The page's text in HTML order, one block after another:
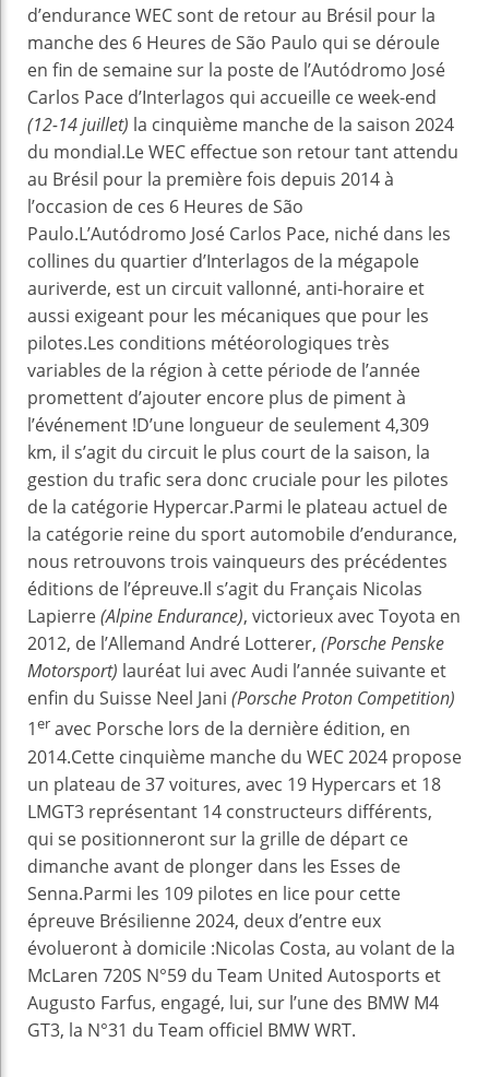
d’endurance WEC sont de retour au Brésil pour la
manche des 6 Heures de São Paulo qui se déroule
en fin de semaine sur la poste de l’Autódromo José
Carlos Pace d’Interlagos qui accueille ce week-end
(12-14 juillet) la cinquième manche de la saison 2024
du mondial.Le WEC effectue son retour tant attendu
au Brésil pour la première fois depuis 2014 à
l’occasion de ces 6 Heures de São
Paulo.L’Autódromo José Carlos Pace, niché dans les
collines du quartier d’Interlagos de la mégapole
auriverde, est un circuit vallonné, anti-horaire et
aussi exigeant pour les mécaniques que pour les
pilotes.Les conditions météorologiques très
variables de la région à cette période de l’année
promettent d’ajouter encore plus de piment à
l’événement !D’une longueur de seulement 4,309
km, il s’agit du circuit le plus court de la saison, la
gestion du trafic sera donc cruciale pour les pilotes
de la catégorie Hypercar.Parmi le plateau actuel de
la catégorie reine du sport automobile d’endurance,
nous retrouvons trois vainqueurs des précédentes
éditions de l’épreuve.Il s’agit du Français Nicolas
Lapierre(Alpine Endurance), victorieux avec Toyota en
2012, de l’Allemand André Lotterer, (Porsche Penske
Motorsport) lauréat lui avec Audi l’année suivante et
enfin du Suisse Neel Jani (Porsche Proton Competition)
1er avec Porsche lors de la dernière édition, en
2014.Cette cinquième manche du WEC 2024 propose
un plateau de 37 voitures, avec 19 Hypercars et 18
LMGT3 représentant 14 constructeurs différents,
qui se positionneront sur la grille de départ ce
dimanche avant de plonger dans les Esses de
Senna.Parmi les 109 pilotes en lice pour cette
épreuve Brésilienne 2024, deux d’entre eux
évolueront à domicile :Nicolas Costa, au volant de la
McLaren 720S N°59 du Team United Autosports et
Augusto Farfus, engagé, lui, sur l’une des BMW M4
GT3, la N°31 du Team officiel BMW WRT.